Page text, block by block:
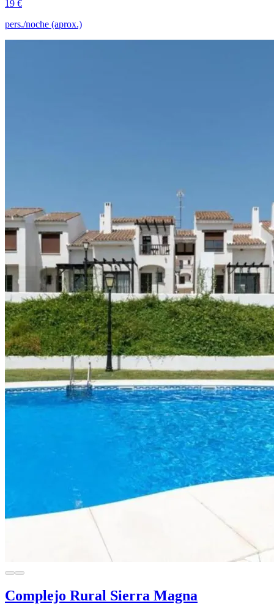
19 €
pers./noche (aprox.)
Complejo Rural Sierra Magna